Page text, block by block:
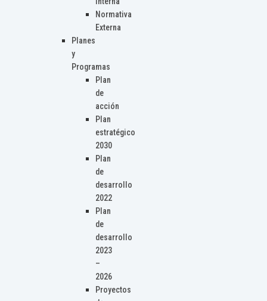
Normativa
Externa
Planes
y
Programas
Plan
de
acción
Plan
estratégico
2030
Plan
de
desarrollo
2022
Plan
de
desarrollo
2023
–
2026
Proyectos